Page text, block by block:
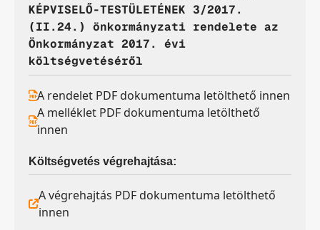
KÉPVISELŐ-TESTÜLETÉNEK 3/2017.
(II.24.) önkormányzati rendelete az
Önkormányzat 2017. évi
költségvetéséről
A rendelet PDF dokumentuma letölthető innen
A melléklet PDF dokumentuma letölthető
innen
Költségvetés végrehajtása:
A végrehajtás PDF dokumentuma letölthető
innen